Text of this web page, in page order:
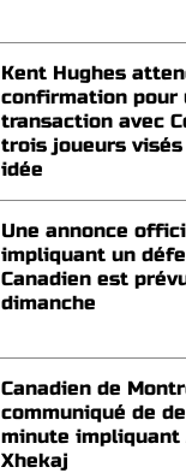
Kent Hughes
confirmation pour
transaction avec
trois joueurs
idée
Une annonce
impliquant un
Canadien est
dimanche
Canadien de
communiqué de
minute impliquant
Xhekaj